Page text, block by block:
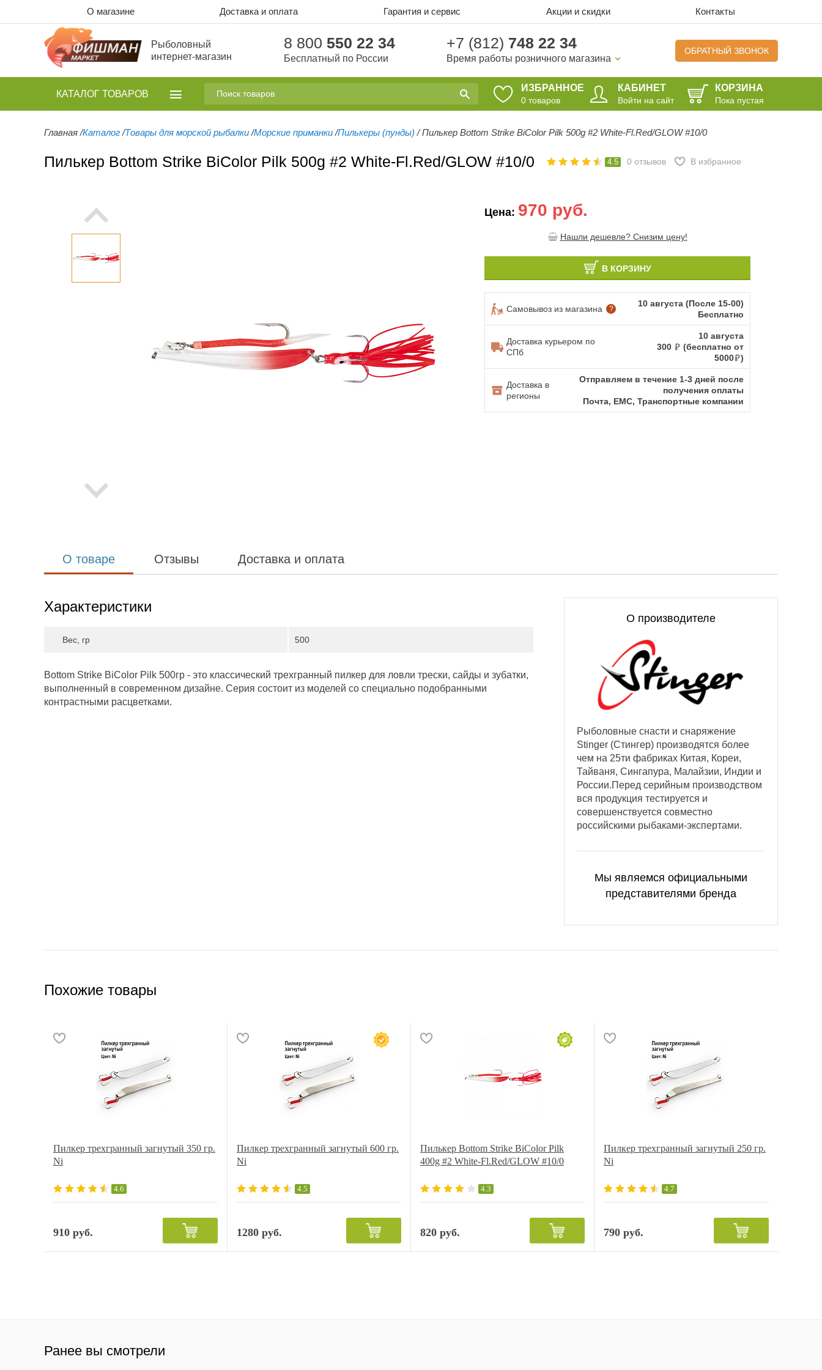
О магазине Доставка и оплата Гарантия и сервис Акции и скидки Контакты
Рыболовный
интернет-магазин
8 800 550 22 34
Бесплатный по России
+7 (812) 748 22 34
Время работы розничного магазина
ОБРАТНЫЙ ЗВОНОК
ИЗБРАННОЕ
0 товаров
КАБИНЕТ
Войти на сайт
КОРЗИНА
Пока пустая
КАТАЛОГ ТОВАРОВ
Главная /Каталог /Товары для морской рыбалки /Морские приманки /Пилькеры (пунды) /Пилькер Bottom Strike BiColor Pilk 500g #2 White-Fl.Red/GLOW #10/0
Пилькер Bottom Strike BiColor Pilk 500g #2 White-Fl.Red/GLOW #10/0 4.5 0 отзывов В избранное
Цена: 970 руб.
Нашли дешевле? Снизим цену!
В КОРЗИНУ
Самовывоз из магазина ?
10 августа (После 15-00)
Бесплатно
Доставка курьером по
СПб
10 августа
300
(бесплатно от
5000
)
Доставка в
регионы
Отправляем в течение 1-3 дней после
получения оплаты
Почта, ЕМС, Транспортные компании
О товаре Отзывы Доставка и оплата
О производителе
Рыболовные снасти и снаряжение
Stinger (Стингер) производятся более
чем на 25ти фабриках Китая, Кореи,
Тайваня, Сингапура, Малайзии, Индии и
России.Перед серийным производством
вся продукция тестируется и
совершенствуется совместно
российскими рыбаками-экспертами.
Мы являемся официальными
представителями бренда
Характеристики
Вес, гр 500
Bottom Strike BiColor Pilk 500гр - это классический трехгранный пилкер для ловли трески, сайды и зубатки,
выполненный в современном дизайне. Серия состоит из моделей со специально подобранными
контрастными расцветками.
Похожие товары
Пилкер трехгранный загнутый 350 гр.
Ni
4.6
910 руб.
Пилкер трехгранный загнутый 600 гр.
Ni
4.5
1280 руб.
Пилькер Bottom Strike BiColor Pilk
400g #2 White-Fl.Red/GLOW #10/0
4.3
820 руб.
Пилкер трехгранный загнутый 250 гр.
Ni
4.7
790 руб.
Ранее вы смотрели